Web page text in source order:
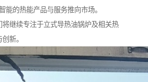
能的热能产品与服务推向市场。
将继续专注于立式导热油锅炉及相关热
新。